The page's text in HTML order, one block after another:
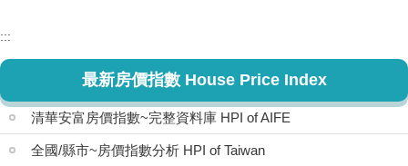
:::
最新房價指數 House Price Index
清華安富房價指數~完整資料庫 HPI of AIFE
全國/縣市~房價指數分析 HPI of Taiwan